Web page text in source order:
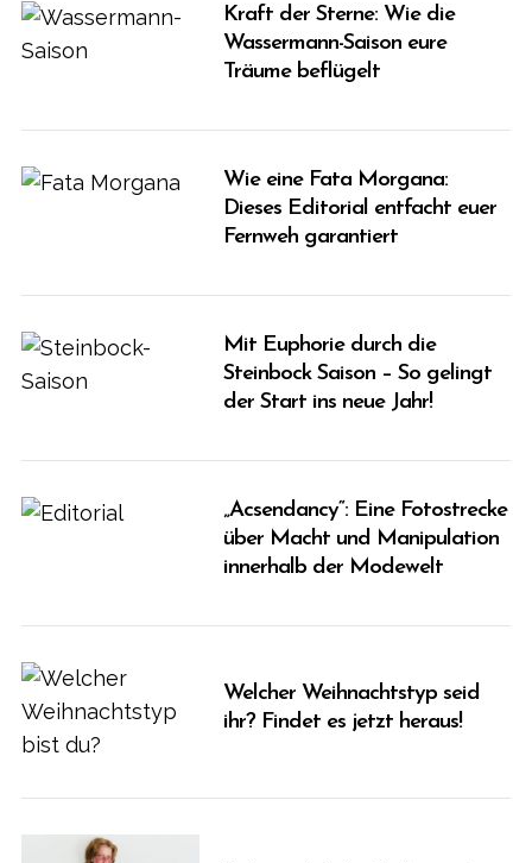
Kraft der Sterne: Wie die
Wassermann-Saison eure
Träume beflügelt
Wie eine Fata Morgana:
Dieses Editorial entfacht euer
Fernweh garantiert
Mit Euphorie durch die
Steinbock Saison – So gelingt
der Start ins neue Jahr!
„Acsendancy“: Eine Fotostrecke
über Macht und Manipulation
innerhalb der Modewelt
Welcher Weihnachtstyp seid
ihr? Findet es jetzt heraus!